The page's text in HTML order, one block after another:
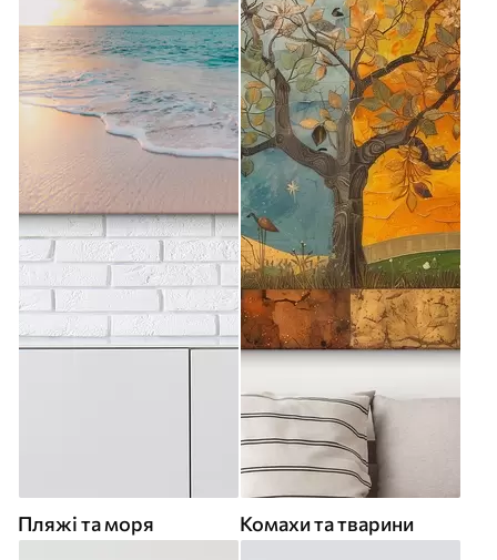
Пляжі та моря Комахи та тварини